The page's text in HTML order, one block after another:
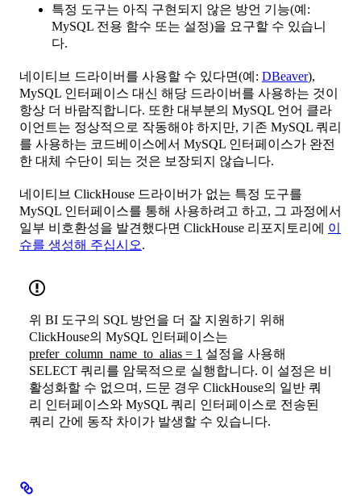
특정 도구는 아직 구현되지 않은 방언 기능(예:
MySQL 전용 함수 또는 설정)을 요구할 수 있습니
다.
네이티브 드라이버를 사용할 수 있다면(예: DBeaver),
MySQL 인터페이스 대신 해당 드라이버를 사용하는 것이
항상 더 바람직합니다. 또한 대부분의 MySQL 언어 클라
이언트는 정상적으로 작동해야 하지만, 기존 MySQL 쿼리
를 사용하는 코드베이스에서 MySQL 인터페이스가 완전
한 대체 수단이 되는 것은 보장되지 않습니다.
네이티브 ClickHouse 드라이버가 없는 특정 도구를
MySQL 인터페이스를 통해 사용하려고 하고, 그 과정에서
일부 비호환성을 발견했다면 ClickHouse 리포지토리에 이
슈를 생성해 주십시오.
위 BI 도구의 SQL 방언을 더 잘 지원하기 위해
ClickHouse의 MySQL 인터페이스는
prefer_column_name_to_alias = 1 설정을 사용해
SELECT 쿼리를 암묵적으로 실행합니다. 이 설정은 비
활성화할 수 없으며, 드문 경우 ClickHouse의 일반 쿼
리 인터페이스와 MySQL 쿼리 인터페이스로 전송된
쿼리 간에 동작 차이가 발생할 수 있습니다.